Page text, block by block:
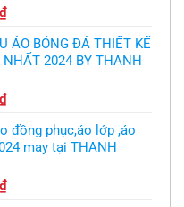
₫Giá
tại
là:
ÁO BÓNG ĐÁ THIẾT KẾ
NHẤT 2024 BY THANH
₫Giá
tại
là:
đồng phục,áo lớp ,áo
may tại THANH
₫Giá